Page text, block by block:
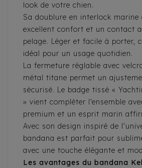
look de votre chien.
Sa doublure en interlock marine
excellent confort et un contact
pelage. Léger et facile à porter,
idéal pour un usage quotidien.
La fermeture réglable avec
métal titane permet un
sécurisé. Le badge tissé «
» vient compléter l’ensemble
premium et un esprit marin
Avec son design inspiré de
bandana est parfait pour
avec une touche élégante et
Les avantages du bandana